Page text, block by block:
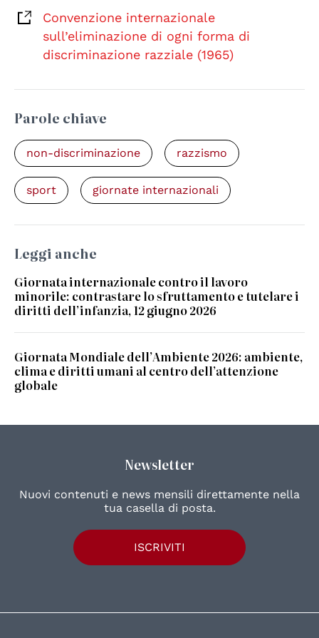
Convenzione internazionale
sull’eliminazione di ogni forma di
discriminazione razziale (1965)
Parole chiave
non-discriminazione razzismo
sport giornate internazionali
Leggi anche
Giornata internazionale contro il lavoro
minorile: contrastare lo sfruttamento e tutelare i
diritti dell’infanzia, 12 giugno 2026
Giornata Mondiale dell’Ambiente 2026: ambiente,
clima e diritti umani al centro dell’attenzione
globale
Newsletter
Nuovi contenuti e news mensili direttamente nella
tua casella di posta.
ISCRIVITI